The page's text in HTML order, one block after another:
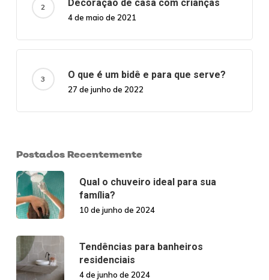
Decoração de casa com crianças
4 de maio de 2021
O que é um bidê e para que serve?
27 de junho de 2022
Postados Recentemente
Qual o chuveiro ideal para sua
família?
10 de junho de 2024
Tendências para banheiros
residenciais
4 de junho de 2024